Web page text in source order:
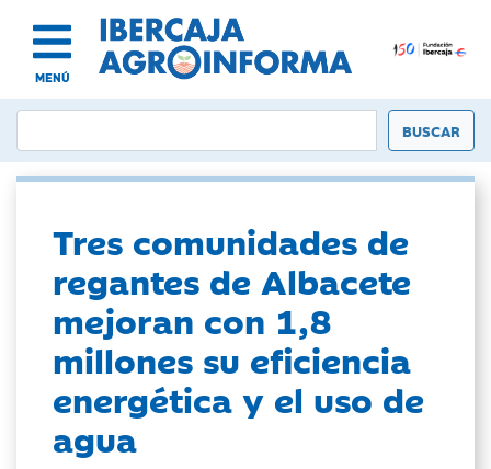
MENÚ
Tres comunidades de
regantes de Albacete
mejoran con 1,8
millones su eficiencia
energética y el uso de
agua